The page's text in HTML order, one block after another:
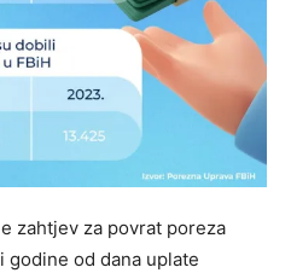
zahtjev za povrat poreza
od dana uplate